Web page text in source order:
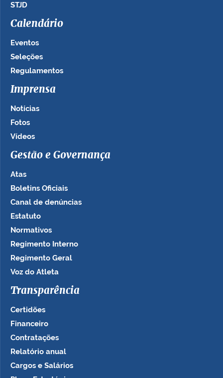
STJD
Calendário
Eventos
Seleções
Regulamentos
Imprensa
Notícias
Fotos
Vídeos
Gestão e Governança
Atas
Boletins Oficiais
Canal de denúncias
Estatuto
Normativos
Regimento Interno
Regimento Geral
Voz do Atleta
Transparência
Certidões
Financeiro
Contratações
Relatório anual
Cargos e Salários